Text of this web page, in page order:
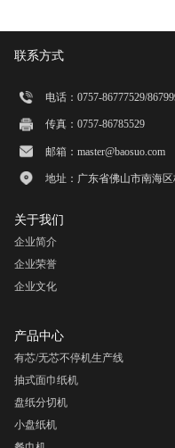
关于我们
企业简介
企业荣誉
企业文化
产品中心
有芯/无芯不停机生产线
抽式面巾纸机
盘纸分切机
小盘纸机
联系方式
电话：0757-86777529/
传真：0757-86785529
邮箱：master@baosuo.com
地址：广东省佛山市南海